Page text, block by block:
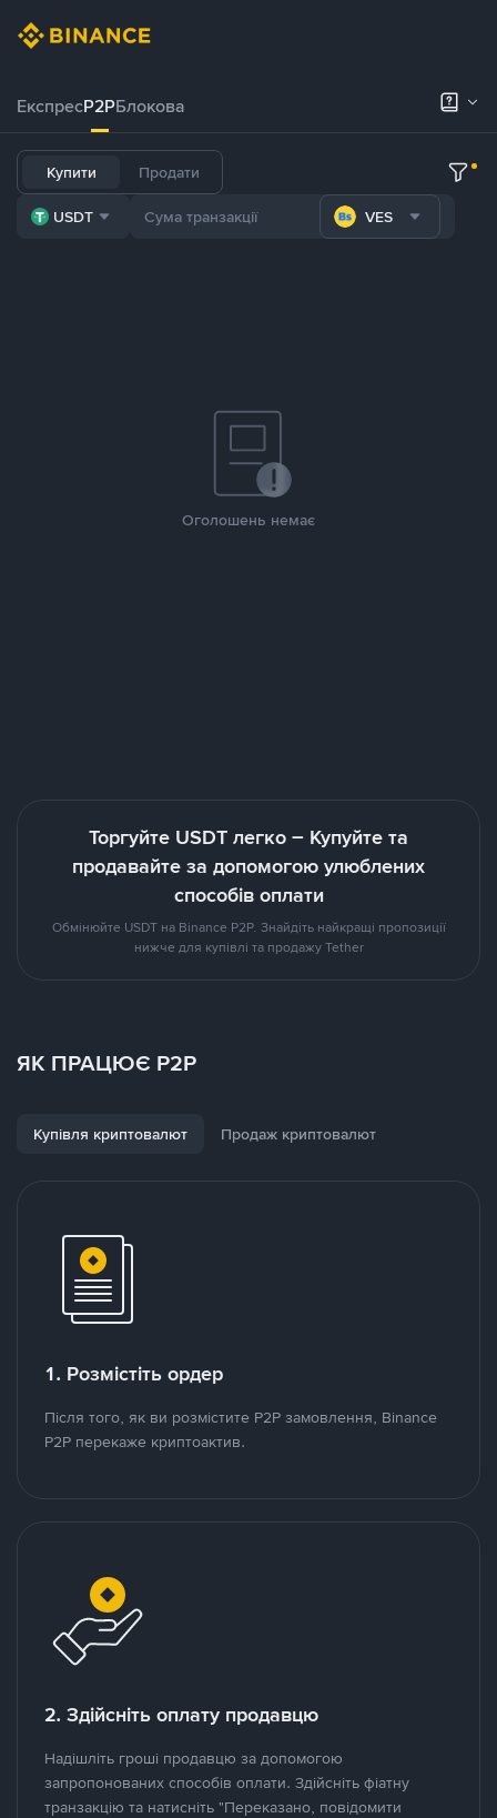
ЕкспресP2PБлокова
Купити Продати
USDT VES
Оголошень немає
Торгуйте USDT легко – Купуйте та
продавайте за допомогою улюблених
способів оплати
Обмінюйте USDT на Binance P2P. Знайдіть найкращі пропозиції
нижче для купівлі та продажу Tether
ЯК ПРАЦЮЄ P2P
Купівля криптовалют Продаж криптовалют
1. Розмістіть ордер
Після того, як ви розмістите P2P замовлення, Binance
P2P перекаже криптоактив.
2. Здійсніть оплату продавцю
Надішліть гроші продавцю за допомогою
запропонованих способів оплати. Здійсніть фіатну
транзакцію та натисніть "Переказано, повідомити